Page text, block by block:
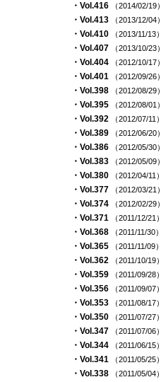
・Vol.416 （2014/02/19）
・Vol.413 （2013/12/04）
・Vol.410 （2013/11/13）
・Vol.407 （2013/10/23）
・Vol.404 （2012/10/17）
・Vol.401 （2012/09/26）
・Vol.398 （2012/08/29）
・Vol.395 （2012/08/01）
・Vol.392 （2012/07/11）
・Vol.389 （2012/06/20）
・Vol.386 （2012/05/30）
・Vol.383 （2012/05/09）
・Vol.380 （2012/04/11）
・Vol.377 （2012/03/21）
・Vol.374 （2012/02/29）
・Vol.371 （2011/12/21）
・Vol.368 （2011/11/30）
・Vol.365 （2011/11/09）
・Vol.362 （2011/10/19）
・Vol.359 （2011/09/28）
・Vol.356 （2011/09/07）
・Vol.353 （2011/08/17）
・Vol.350 （2011/07/27）
・Vol.347 （2011/07/06）
・Vol.344 （2011/06/15）
・Vol.341 （2011/05/25）
・Vol.338 （2011/05/04）